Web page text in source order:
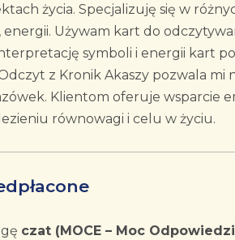
życia. Specjalizuję się w
Używam kart do
symboli i energii kart
z Kronik Akaszy pozwala mi
Klientom oferuje wsparcie
równowagi i celu w życiu.
czat (MOCE – Moc